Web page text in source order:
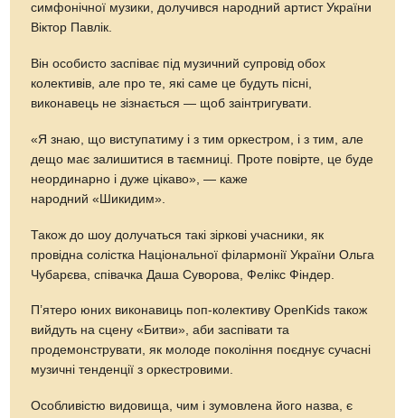
симфонічної музики, долучився народний артист України
Вiктор Павлік.
Він особисто заспіває під музичний супровід обох
колективів, але про те, які саме це будуть пісні,
виконавець не зізнається — щоб заінтригувати.
«Я знаю, що виступатиму і з тим оркестром, і з тим, але
дещо має залишитися в таємниці. Проте повірте, це буде
неординарно і дуже цікаво», — каже
народний «Шикидим».
Також до шоу долучаться такі зіркові учасники, як
провідна солістка Національної філармонії України Ольга
Чубарєва, співачка Даша Суворова, Фелікс Фіндер.
П’ятеро юних виконавиць поп-колективу OpenKids також
вийдуть на сцену «Битви», аби заспівати та
продемонструвати, як молоде покоління поєднує сучасні
музичні тенденції з оркестровими.
Особливістю видовища, чим і зумовлена його назва, є